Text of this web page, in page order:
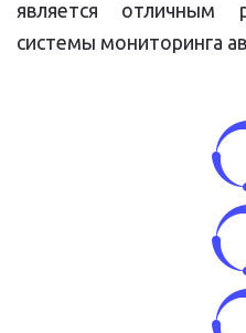
является
системы мониторинга